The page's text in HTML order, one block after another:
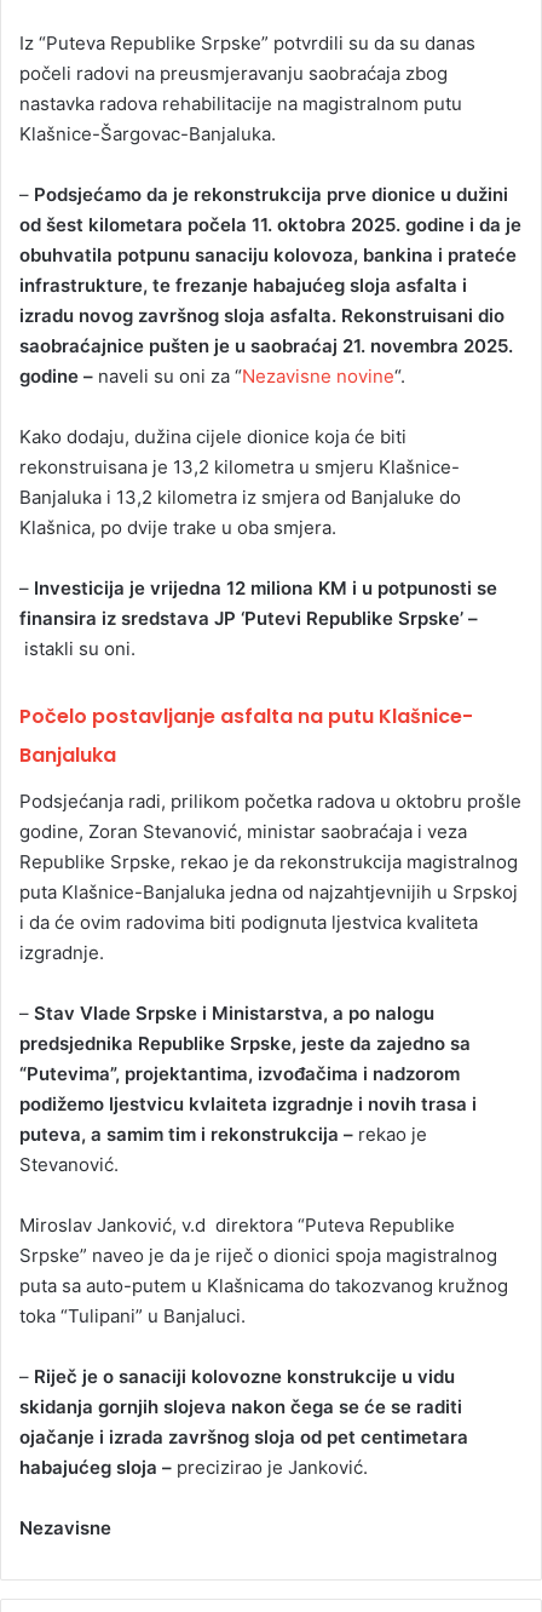
Iz “Puteva Republike Srpske” potvrdili su da su danas
počeli radovi na preusmjeravanju saobraćaja zbog
nastavka radova rehabilitacije na magistralnom putu
Klašnice-Šargovac-Banjaluka.
– Podsjećamo da je rekonstrukcija prve dionice u dužini
od šest kilometara počela 11. oktobra 2025. godine i da je
obuhvatila potpunu sanaciju kolovoza, bankina i prateće
infrastrukture, te frezanje habajućeg sloja asfalta i
izradu novog završnog sloja asfalta. Rekonstruisani dio
saobraćajnice pušten je u saobraćaj 21. novembra 2025.
godine – naveli su oni za “Nezavisne novine“.
Kako dodaju, dužina cijele dionice koja će biti
rekonstruisana je 13,2 kilometra u smjeru Klašnice-
Banjaluka i 13,2 kilometra iz smjera od Banjaluke do
Klašnica, po dvije trake u oba smjera.
– Investicija je vrijedna 12 miliona KM i u potpunosti se
finansira iz sredstava JP ‘Putevi Republike Srpske’ –
istakli su oni.
Počelo postavljanje asfalta na putu Klašnice-
Banjaluka
Podsjećanja radi, prilikom početka radova u oktobru prošle
godine, Zoran Stevanović, ministar saobraćaja i veza
Republike Srpske, rekao je da rekonstrukcija magistralnog
puta Klašnice-Banjaluka jedna od najzahtjevnijih u Srpskoj
i da će ovim radovima biti podignuta ljestvica kvaliteta
izgradnje.
– Stav Vlade Srpske i Ministarstva, a po nalogu
predsjednika Republike Srpske, jeste da zajedno sa
“Putevima”, projektantima, izvođačima i nadzorom
podižemo ljestvicu kvlaiteta izgradnje i novih trasa i
puteva, a samim tim i rekonstrukcija – rekao je
Stevanović.
Miroslav Janković, v.d direktora “Puteva Republike
Srpske” naveo je da je riječ o dionici spoja magistralnog
puta sa auto-putem u Klašnicama do takozvanog kružnog
toka “Tulipani” u Banjaluci.
– Riječ je o sanaciji kolovozne konstrukcije u vidu
skidanja gornjih slojeva nakon čega se će se raditi
ojačanje i izrada završnog sloja od pet centimetara
habajućeg sloja – precizirao je Janković.
Nezavisne